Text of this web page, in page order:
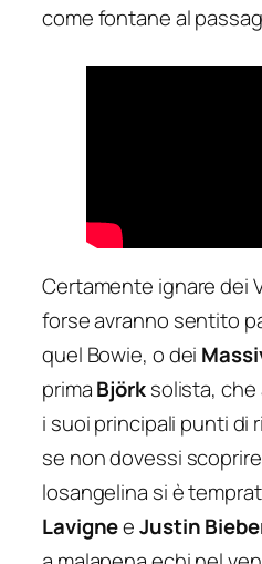
come fontane al
Certamente ignare dei
forse avranno sentito
quel Bowie, o dei
primaBjörksolista, che
i suoi principali punti di
se non dovessi
losangelina si è
LavigneeJustin